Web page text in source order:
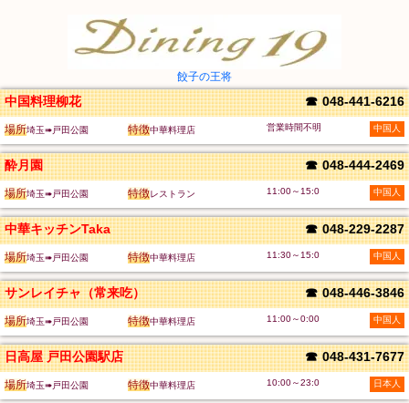
餃子の王将
中国料理柳花 ☎ 048-441-6216
場所埼玉➠戸田公園 特徴中華料理店 営業時間不明 中国人
酔月園 ☎ 048-444-2469
場所埼玉➠戸田公園 特徴レストラン 11:00～15:0 中国人
中華キッチンTaka ☎ 048-229-2287
場所埼玉➠戸田公園 特徴中華料理店 11:30～15:0 中国人
サンレイチャ（常来吃） ☎ 048-446-3846
場所埼玉➠戸田公園 特徴中華料理店 11:00～0:00 中国人
日高屋 戸田公園駅店 ☎ 048-431-7677
場所埼玉➠戸田公園 特徴中華料理店 10:00～23:0 日本人